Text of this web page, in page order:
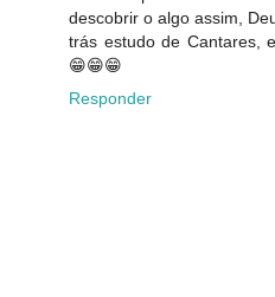
descobrir o algo assim,
trás estudo de Cantares,
😁😁😁
Responder